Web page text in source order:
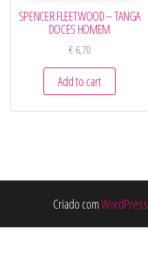
SPENCER FLEETWOOD – TANGA
DOCES HOMEM
€6,70
Add to cart
Criado comWordPress